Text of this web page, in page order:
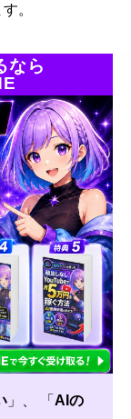
。
なら
」、 「 AIの